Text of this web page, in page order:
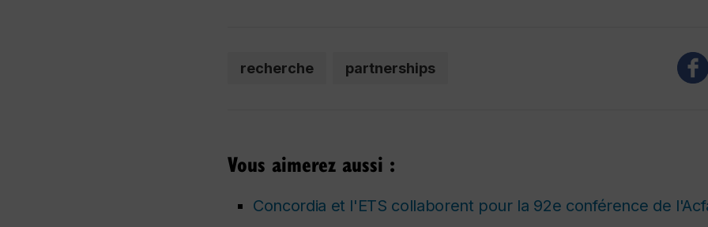
recherche partnerships
Vous aimerez aussi :
Concordia et l'ETS collaborent pour la 92e conférence de